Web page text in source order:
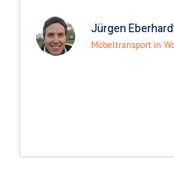
Jürgen
Möbeltransport in